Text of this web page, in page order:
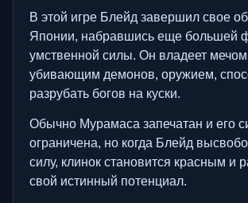
В этой игре Блейд завершил свое
Японии, набравшись еще большей
умственной силы. Он владеет
убивающим демонов, оружием,
разрубать богов на куски.
Обычно Мурамаса запечатан и его
ограничена, но когда Блейд
силу, клинок становится красным и
свой истинный потенциал.